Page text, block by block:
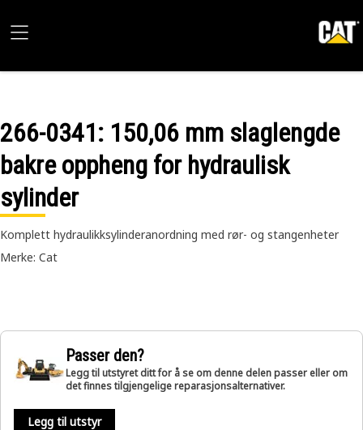
266-0341: 150,06 mm slaglengde
bakre oppheng for hydraulisk
sylinder
Komplett hydraulikksylinderanordning med rør- og stangenheter
Merke: Cat
Passer den?
Legg til utstyret ditt for å se om denne delen passer eller om
det finnes tilgjengelige reparasjonsalternativer.
Legg til utstyr